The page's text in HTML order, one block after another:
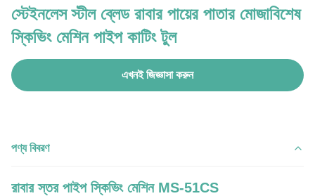
স্টেইনলেস স্টীল ব্লেড রাবার পায়ের পাতার মোজাবিশেষ
স্কিভিং মেশিন পাইপ কাটিং টুল
এখনই জিজ্ঞাসা করুন
পণ্য বিবরণ
রাবার স্তর পাইপ স্কিভিং মেশিন MS-51CS